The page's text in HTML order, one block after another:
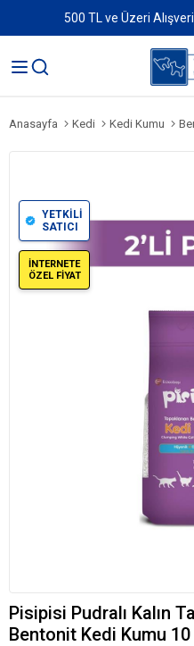
500 TL ve Üzeri
Anasayfa Kedi Kedi Kumu
YETKİLİ
SATICI
İNTERNETE
ÖZEL FİYAT
Pisipisi Pudralı Kalın
Bentonit Kedi Kumu